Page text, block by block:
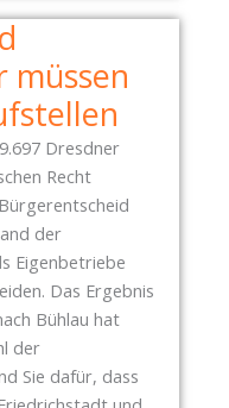
müssen
Dresdner
Recht
der
Eigenbetriebe
Das Ergebnis
Bühlau hat
der
Sie dafür, dass